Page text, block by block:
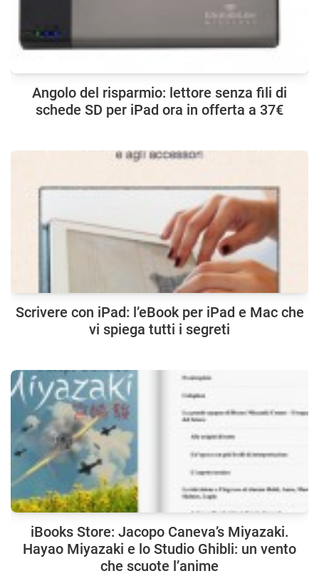
Angolo del risparmio: lettore senza fili di
schede SD per iPad ora in offerta a 37€
Scrivere con iPad: l’eBook per iPad e Mac che
vi spiega tutti i segreti
iBooks Store: Jacopo Caneva’s Miyazaki.
Hayao Miyazaki e lo Studio Ghibli: un vento
che scuote l’anime